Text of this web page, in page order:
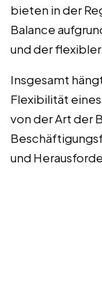
bieten in der
Balance
und der
Insgesamt
Flexibilität
von der Art der
und